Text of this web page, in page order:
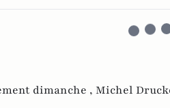
dimanche , Michel